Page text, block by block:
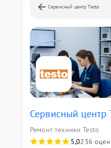
Сервисный центр Testo
Сервисный центр
Ремонт техники Testo
5,0236